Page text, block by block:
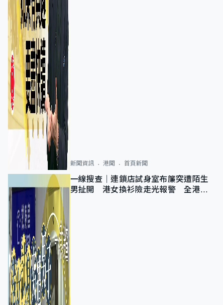
新聞資訊 港聞 首頁新聞
一線搜查｜連鎖店試身室布簾突遭陌生
男扯開 港女換衫險走光報警 全港分